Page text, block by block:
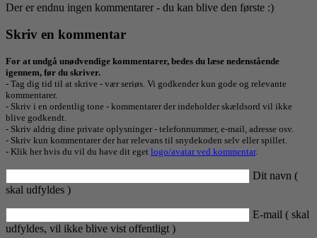
Der er endnu ingen kommentarer - du kan blive den første :)
Skriv en kommentar
For at undgå unødvendige kommentarer, bedes du læse nedenstående
igennem, før du skriver.
- Tag dig tid til at skrive - vær seriøs. Vi godkender kun gode og relevante
kommentarer.
- Skriv i en ordentlig tone - kommentarer der indeholder skældsord vil ikke
blive godkendt.
- Skriv aldrig dine private oplysninger - telefonnummer, e-mail, adresse osv.
- Skriv kun kommentarer der har relevans til snydekoden selv eller spillet.
- Klik her hvis du vil du have dit eget logo/avatar ved kommentar.
Dit navn (
skal udfyldes )
E-mail ( skal
udfyldes, vil ikke blive vist offentligt )